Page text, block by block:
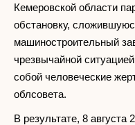
Кемеровской области
обстановку,
машиностроительный
чрезвычайной
собой человеческие
облсовета.
В результате, 8 августа